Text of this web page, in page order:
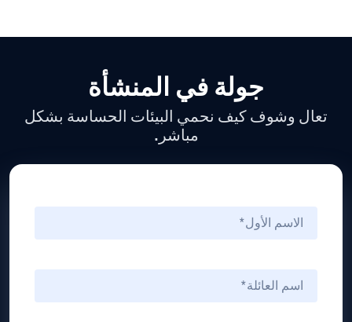
جولة في المنشأة
تعال وشوف كيف نحمي البيئات الحساسة بشكل
مباشر.